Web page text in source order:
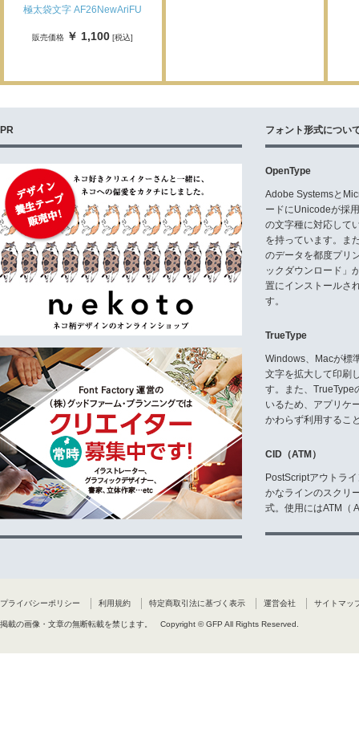
極太袋文字 AF26NewAriFU
販売価格 ￥ 1,100 [税込]
PR フォント形式につい
OpenType
Adobe Systemsと
ードにUnicodeが採
の文字種に対応して
を持っています。ま
のデータを都度プリ
ックダウンロード」
置にインストールさ
す。
TrueType
Windows、Macが標
文字を拡大して印刷
す。また、TrueType
いるため、アプリケ
かわらず利用するこ
CID（ATM）
PostScriptアウトラ
かなラインのスクリ
式。使用にはATM（
プライバシーポリシー 利用規約 特定商取引法に基づく表示 運営会社 サイトマッ
掲載の画像・文章の無断転載を禁じます。 Copyright © GFP All Rights Reserved.